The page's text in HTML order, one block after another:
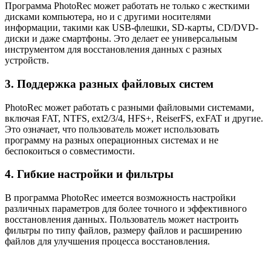
Программа PhotoRec может работать не только с жесткими
дисками компьютера, но и с другими носителями
информации, такими как USB-флешки, SD-карты, CD/DVD-
диски и даже смартфоны. Это делает ее универсальным
инструментом для восстановления данных с разных
устройств.
3. Поддержка разных файловых систем
PhotoRec может работать с разными файловыми системами,
включая FAT, NTFS, ext2/3/4, HFS+, ReiserFS, exFAT и другие.
Это означает, что пользователь может использовать
программу на разных операционных системах и не
беспокоиться о совместимости.
4. Гибкие настройки и фильтры
В программа PhotoRec имеется возможность настройки
различных параметров для более точного и эффективного
восстановления данных. Пользователь может настроить
фильтры по типу файлов, размеру файлов и расширению
файлов для улучшения процесса восстановления.